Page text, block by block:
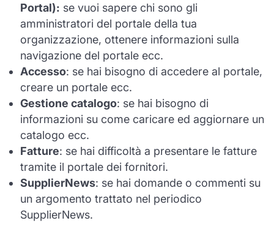
Portal): se vuoi sapere chi sono gli
amministratori del portale della tua
organizzazione, ottenere informazioni sulla
navigazione del portale ecc.
Accesso: se hai bisogno di accedere al portale,
creare un portale ecc.
Gestione catalogo: se hai bisogno di
informazioni su come caricare ed aggiornare un
catalogo ecc.
Fatture: se hai difficoltà a presentare le fatture
tramite il portale dei fornitori.
SupplierNews: se hai domande o commenti su
un argomento trattato nel periodico
SupplierNews.